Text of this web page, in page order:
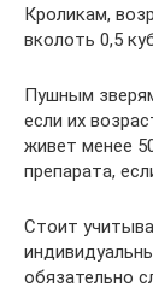
Кроликам,
вколоть 0,5
Пушным
если их
живет менее
препарата,
Стоит
обязательно